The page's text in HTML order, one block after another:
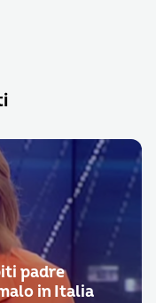
padre
in Italia